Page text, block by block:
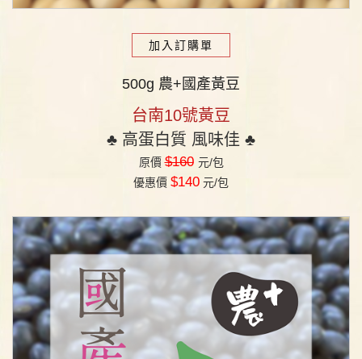
加入訂購單
500g 農+國產黃豆
台南10號黃豆
♣︎ 高蛋白質 風味佳 ♣︎
原價$160 元/包
優惠價 $140 元/包